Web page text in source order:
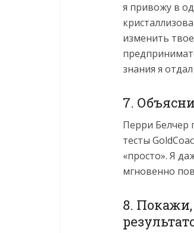
я привожу в
изменить
знания я
7.
Перри Белчер
тесты
«просто». Я
мгновенно
8.